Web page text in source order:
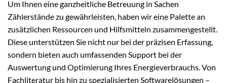
Um Ihnen eine ganzheitliche Betreuung in Sachen
Zählerstände zu gewährleisten, haben wir eine Palette an
zusätzlichen Ressourcen und Hilfsmitteln zusammengestellt.
Diese unterstützen Sie nicht nur bei der präzisen Erfassung,
sondern bieten auch umfassenden Support bei der
Auswertung und Optimierung Ihres Energieverbrauchs. Von
Fachliteratur bis hin zu spezialisierten Softwarelösungen –